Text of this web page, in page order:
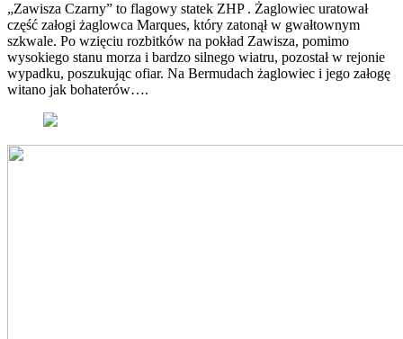
„Zawisza Czarny” to flagowy statek ZHP . Żaglowiec uratował
część załogi żaglowca Marques, który zatonął w gwałtownym
szkwale. Po wzięciu rozbitków na pokład Zawisza, pomimo
wysokiego stanu morza i bardzo silnego wiatru, pozostał w rejonie
wypadku, poszukując ofiar. Na Bermudach żaglowiec i jego załogę
witano jak bohaterów….